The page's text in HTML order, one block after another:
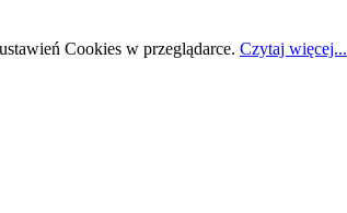
Cookies w przeglądarce. Czytaj więcej...